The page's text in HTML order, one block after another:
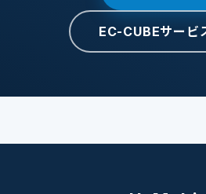
EC-CUBEサービ